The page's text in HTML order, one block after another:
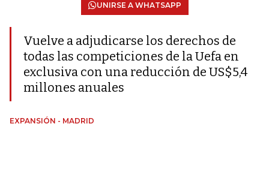
UNIRSE A WHATSAPP
Vuelve a adjudicarse los derechos de
todas las competiciones de la Uefa en
exclusiva con una reducción de US$5,4
millones anuales
EXPANSIÓN - MADRID